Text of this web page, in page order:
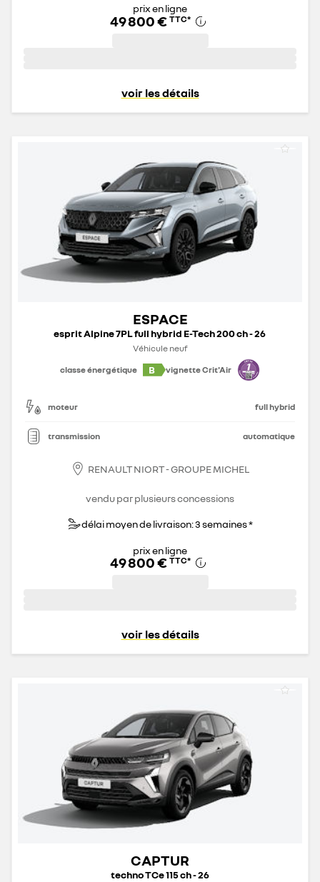
prix en ligne
49 800 € TTC*
voir les détails
ESPACE
esprit Alpine 7PL full hybrid E-Tech 200 ch - 26
Véhicule neuf
classe énergétique
B vignette Crit'Air
moteur full hybrid
transmission automatique
RENAULT NIORT - GROUPE MICHEL
vendu par plusieurs concessions
délai moyen de livraison: 3 semaines *
prix en ligne
49 800 € TTC*
voir les détails
CAPTUR
techno TCe 115 ch - 26